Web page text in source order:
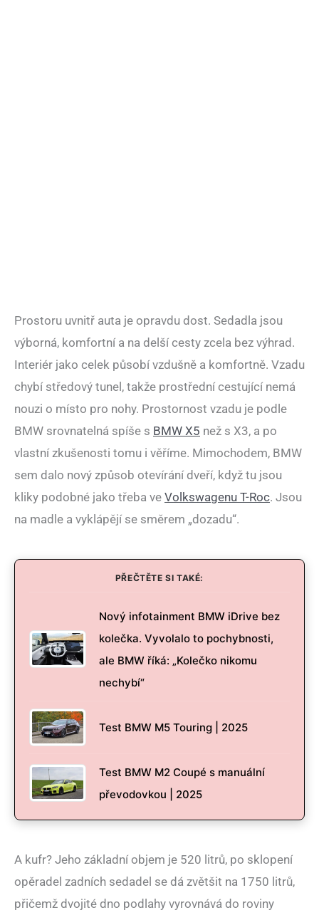
Prostoru uvnitř auta je opravdu dost. Sedadla jsou
výborná, komfortní a na delší cesty zcela bez výhrad.
Interiér jako celek působí vzdušně a komfortně. Vzadu
chybí středový tunel, takže prostřední cestující nemá
nouzi o místo pro nohy. Prostornost vzadu je podle
BMW srovnatelná spíše s BMW X5 než s X3, a po
vlastní zkušenosti tomu i věříme. Mimochodem, BMW
sem dalo nový způsob otevírání dveří, když tu jsou
kliky podobné jako třeba ve Volkswagenu T-Roc. Jsou
na madle a vyklápějí se směrem „dozadu“.
PŘEČTĚTE SI TAKÉ:
Nový infotainment BMW iDrive bez
kolečka. Vyvolalo to pochybnosti,
ale BMW říká: „Kolečko nikomu
nechybí“
Test BMW M5 Touring | 2025
Test BMW M2 Coupé s manuální
převodovkou | 2025
A kufr? Jeho základní objem je 520 litrů, po sklopení
opěradel zadních sedadel se dá zvětšit na 1750 litrů,
přičemž dvojité dno podlahy vyrovnává do roviny